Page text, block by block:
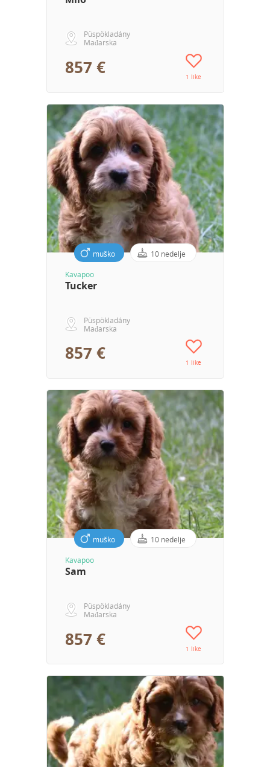
Püspökladány
Mađarska
857 € 1 like
muško 10 nedelje
Kavapoo
Tucker
Püspökladány
Mađarska
857 € 1 like
muško 10 nedelje
Kavapoo
Sam
Püspökladány
Mađarska
857 € 1 like